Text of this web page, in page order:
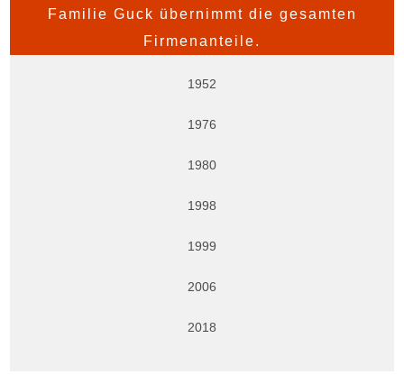
Familie Guck übernimmt die gesamten
Firmenanteile.
1952
1976
1980
1998
1999
2006
2018